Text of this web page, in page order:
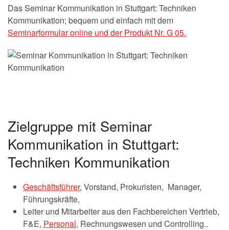
Das Seminar Kommunikation in Stuttgart: Techniken
Kommunikation; bequem und einfach mit dem
Seminarformular online und der Produkt Nr. G 05.
Zielgruppe mit Seminar
Kommunikation in Stuttgart:
Techniken Kommunikation
Geschäftsführer, Vorstand, Prokuristen, Manager,
Führungskräfte,
Leiter und Mitarbeiter aus den Fachbereichen Vertrieb,
F&E, Personal, Rechnungswesen und Controlling..